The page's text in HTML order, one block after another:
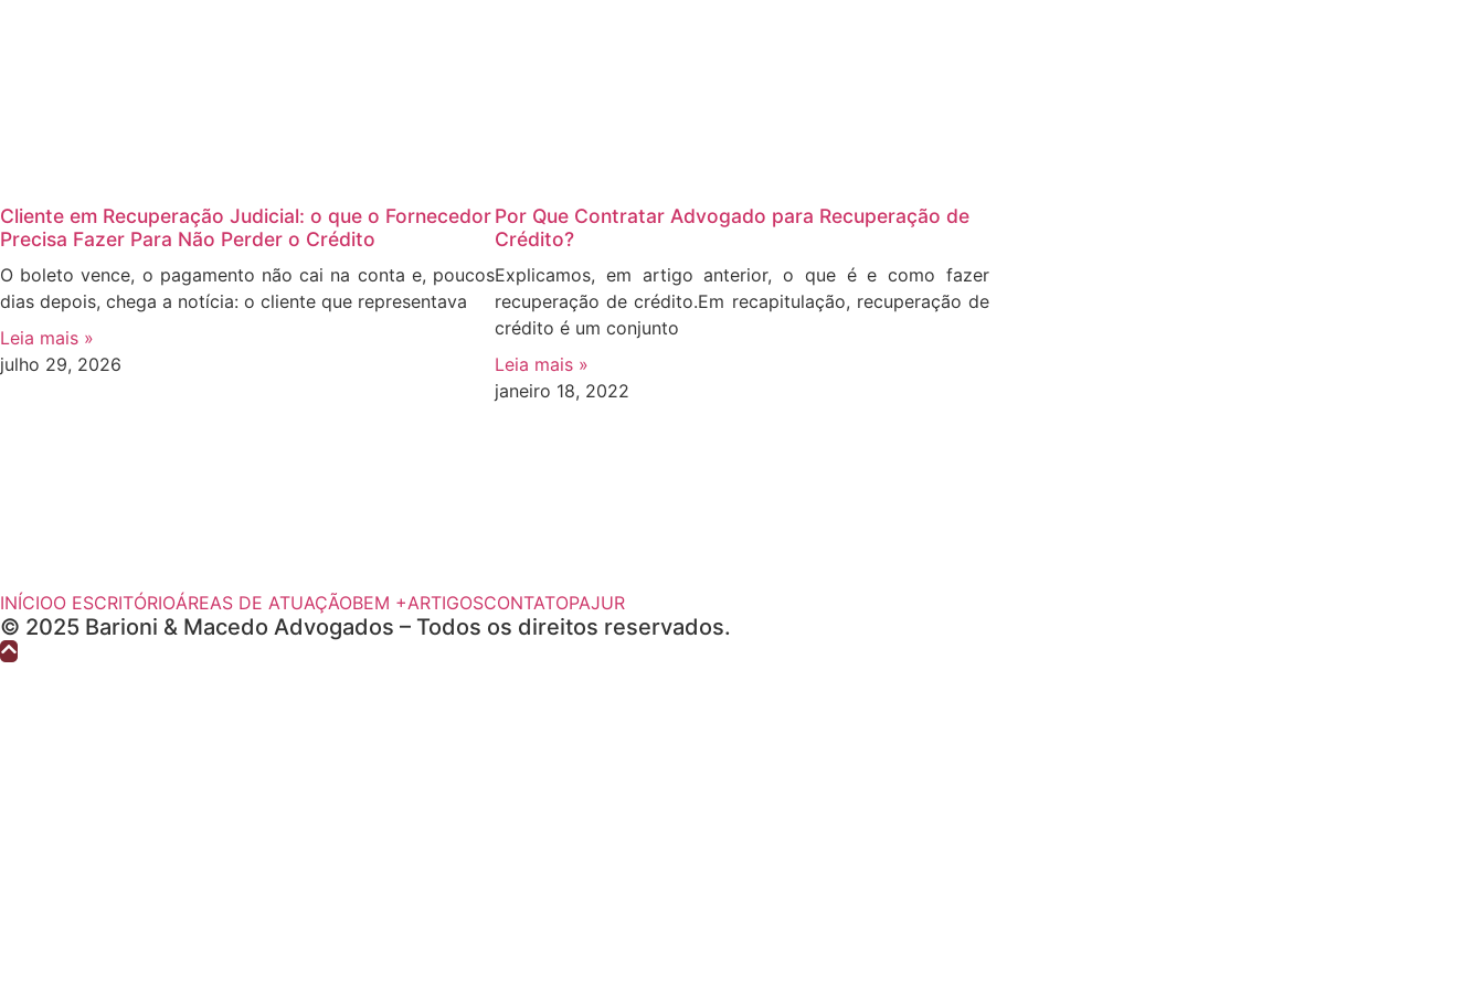
Cliente em Recuperação Judicial: o que o Fornecedor
Precisa Fazer Para Não Perder o Crédito
O boleto vence, o pagamento não cai na conta e, poucos
dias depois, chega a notícia: o cliente que representava
Leia mais »
julho 29, 2026
Por Que Contratar Advogado para Recuperação de
Crédito?
Explicamos, em artigo anterior, o que é e como fazer
recuperação de crédito.Em recapitulação, recuperação de
crédito é um conjunto
Leia mais »
janeiro 18, 2022
INÍCIOO ESCRITÓRIOÁREAS DE ATUAÇÃOBEM +ARTIGOSCONTATOPAJUR
© 2025 Barioni & Macedo Advogados – Todos os direitos reservados.